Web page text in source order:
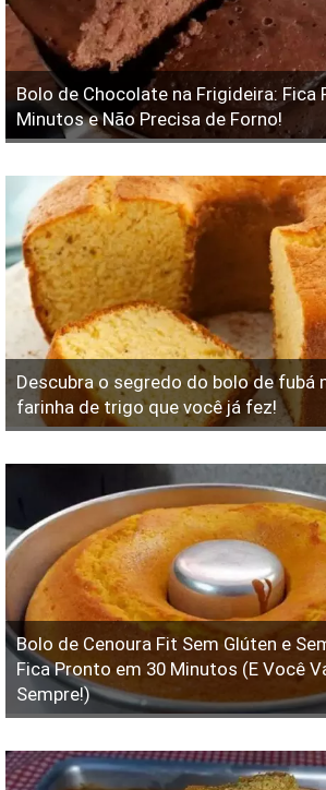
Bolo de Chocolate na Frigideira: Fica
Minutos e Não Precisa de Forno!
Descubra o segredo do bolo de fubá
farinha de trigo que você já fez!
Bolo de Cenoura Fit Sem Glúten e
Fica Pronto em 30 Minutos (E Você
Sempre!)